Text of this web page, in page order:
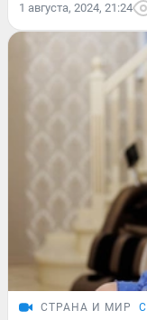
1 августа, 2024, 21:24
СТРАНА И МИР